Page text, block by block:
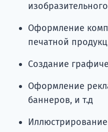
Оформление
печатной
Создание
Оформление
баннеров, и т.д